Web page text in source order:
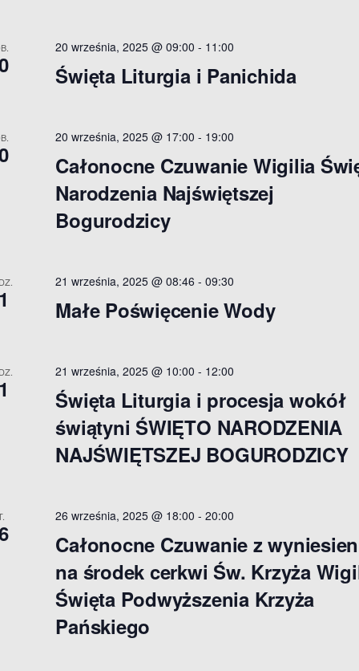
20 września, 2025 @ 09:00 - 11:00
Święta Liturgia i Panichida
20 września, 2025 @ 17:00 - 19:00
Całonocne Czuwanie Wigilia
Narodzenia Najświętszej
Bogurodzicy
21 września, 2025 @ 08:46 -09:30
Małe Poświęcenie Wody
21 września, 2025 @ 10:00 - 12:00
Święta Liturgia i procesja wokół
świątyni ŚWIĘTO NARODZENIA
NAJŚWIĘTSZEJ BOGURODZICY
26 września, 2025 @ 18:00 -20:00
Całonocne Czuwanie z
na środek cerkwi Św. Krzyża
Święta Podwyższenia Krzyża
Pańskiego